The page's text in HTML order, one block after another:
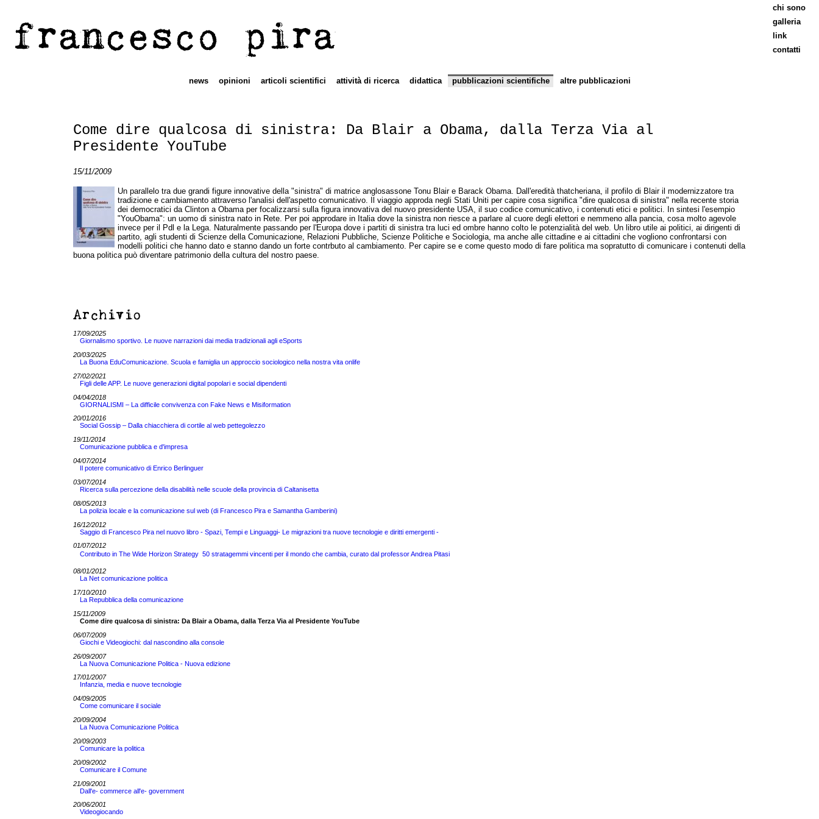
francesco pira
chi sono
galleria
link
contatti
news opinioni articoli scientifici attività di ricerca didattica pubblicazioni scientifiche altre pubblicazioni
Come dire qualcosa di sinistra: Da Blair a Obama, dalla Terza Via al
Presidente YouTube
15/11/2009
Un parallelo tra due grandi figure innovative della "sinistra" di matrice anglosassone Tonu Blair e Barack Obama. Dall'eredità thatcheriana, il profilo di Blair il modernizzatore tra
tradizione e cambiamento attraverso l'analisi dell'aspetto comunicativo. Il viaggio approda negli Stati Uniti per capire cosa significa "dire qualcosa di sinistra" nella recente storia
dei democratici da Clinton a Obama per focalizzarsi sulla figura innovativa del nuovo presidente USA, il suo codice comunicativo, i contenuti etici e politici. In sintesi l'esempio
"YouObama": un uomo di sinistra nato in Rete. Per poi approdare in Italia dove la sinistra non riesce a parlare al cuore degli elettori e nemmeno alla pancia, cosa molto agevole
invece per il Pdl e la Lega. Naturalmente passando per l'Europa dove i partiti di sinistra tra luci ed ombre hanno colto le potenzialità del web. Un libro utile ai politici, ai dirigenti di
partito, agli studenti di Scienze della Comunicazione, Relazioni Pubbliche, Scienze Politiche e Sociologia, ma anche alle cittadine e ai cittadini che vogliono confrontarsi con
modelli politici che hanno dato e stanno dando un forte contrbuto al cambiamento. Per capire se e come questo modo di fare politica ma sopratutto di comunicare i contenuti della
buona politica può diventare patrimonio della cultura del nostro paese.
Archivio
17/09/2025
Giornalismo sportivo. Le nuove narrazioni dai media tradizionali agli eSports
20/03/2025
La Buona EduComunicazione. Scuola e famiglia un approccio sociologico nella nostra vita onlife
27/02/2021
Figli delle APP. Le nuove generazioni digital popolari e social dipendenti
04/04/2018
GIORNALISMI – La difficile convivenza con Fake News e Misiformation
20/01/2016
Social Gossip – Dalla chiacchiera di cortile al web pettegolezzo
19/11/2014
Comunicazione pubblica e d'impresa
04/07/2014
Il potere comunicativo di Enrico Berlinguer
03/07/2014
Ricerca sulla percezione della disabilità nelle scuole della provincia di Caltanisetta
08/05/2013
La polizia locale e la comunicazione sul web (di Francesco Pira e Samantha Gamberini)
16/12/2012
Saggio di Francesco Pira nel nuovo libro - Spazi, Tempi e Linguaggi- Le migrazioni tra nuove tecnologie e diritti emergenti -
01/07/2012
Contributo in The Wide Horizon Strategy  50 stratagemmi vincenti per il mondo che cambia, curato dal professor Andrea Pitasi
08/01/2012
La Net comunicazione politica
17/10/2010
La Repubblica della comunicazione
15/11/2009
Come dire qualcosa di sinistra: Da Blair a Obama, dalla Terza Via al Presidente YouTube
06/07/2009
Giochi e Videogiochi: dal nascondino alla console
26/09/2007
La Nuova Comunicazione Politica - Nuova edizione
17/01/2007
Infanzia, media e nuove tecnologie
04/09/2005
Come comunicare il sociale
20/09/2004
La Nuova Comunicazione Politica
20/09/2003
Comunicare la politica
20/09/2002
Comunicare il Comune
21/09/2001
Dall'e- commerce all'e- government
20/06/2001
Videogiocando